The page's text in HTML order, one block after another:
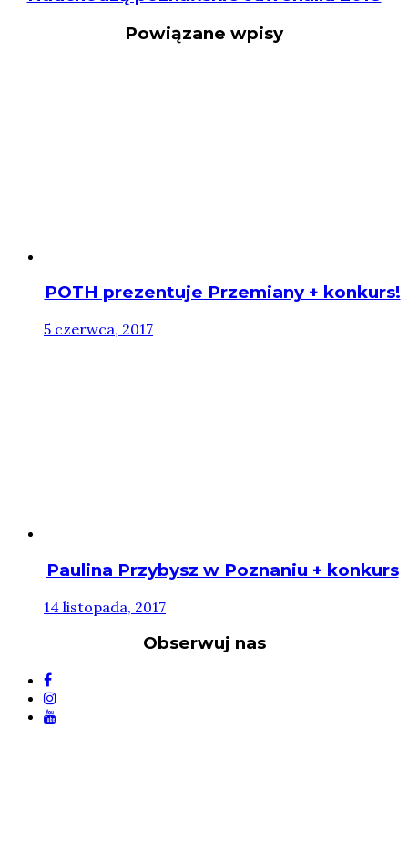
Powiązane wpisy
POTH prezentuje Przemiany + konkurs!
5 czerwca, 2017
Paulina Przybysz w Poznaniu + konkurs
14 listopada, 2017
Obserwuj nas